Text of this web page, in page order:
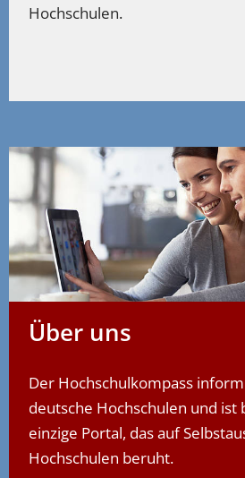
Hochschulen.
Über uns
Der Hochschulkompass
deutsche Hochschulen und ist
einzige Portal, das auf
Hochschulen beruht.